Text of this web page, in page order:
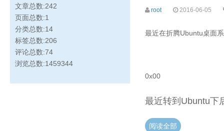
文章总数:242
页面总数:1
分类总数:14
标签总数:206
评论总数:74
浏览总数:1459344
root 2016-06-05
最近在折腾Ubuntu桌面
0x00
最近转到Ubuntu下
阅读全部